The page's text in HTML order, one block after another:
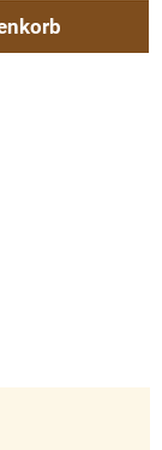
die Schaltflächen